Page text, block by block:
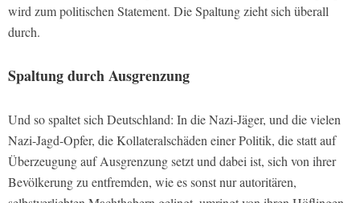
wird zum politischen Statement. Die Spaltung zieht sich überall
durch.
Spaltung durch Ausgrenzung
Und so spaltet sich Deutschland: In die Nazi-Jäger, und die vielen
Nazi-Jagd-Opfer, die Kollateralschäden einer Politik, die statt auf
Überzeugung auf Ausgrenzung setzt und dabei ist, sich von ihrer
Bevölkerung zu entfremden, wie es sonst nur autoritären,